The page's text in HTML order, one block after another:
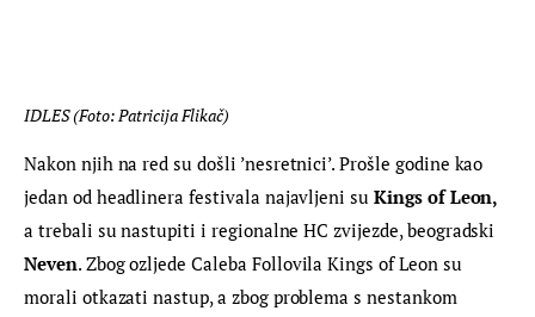
IDLES (Foto: Patricija Flikač)
Nakon njih na red su došli ’nesretnici’. Prošle godine kao
jedan od headlinera festivala najavljeni su Kings of Leon,
a trebali su nastupiti i regionalne HC zvijezde, beogradski
Neven. Zbog ozljede Caleba Follovila Kings of Leon su
morali otkazati nastup, a zbog problema s nestankom